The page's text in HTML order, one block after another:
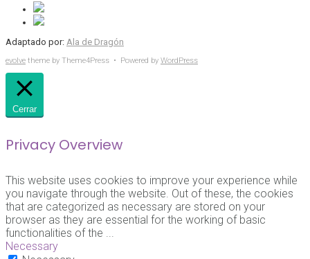
Adaptado por: Ala de Dragón
evolve theme by Theme4Press • Powered by WordPress
Cerrar
Privacy Overview
This website uses cookies to improve your experience while
you navigate through the website. Out of these, the cookies
that are categorized as necessary are stored on your
browser as they are essential for the working of basic
functionalities of the ...
Necessary